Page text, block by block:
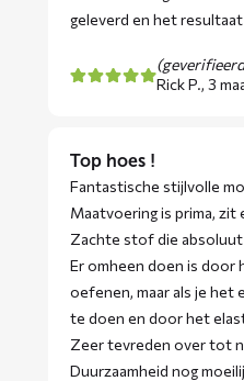
geleverd en het
Rick P., 3
Top hoes !
Fantastische stijlvolle
Maatvoering is prima, zit
Zachte stof die
Er omheen doen is door
oefenen, maar als je het
te doen en door het
Zeer tevreden over tot
Duurzaamheid nog